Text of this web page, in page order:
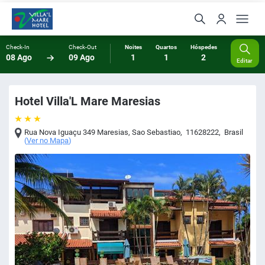
Check-In
08 Ago
Check-Out
09 Ago
Noites
1
Quartos
1
Hóspedes
2 Editar
Hotel Villa'L Mare Maresias
Rua Nova Iguaçu 349 Maresias,Sao Sebastiao, 11628222, Brasil
(Ver no Mapa)